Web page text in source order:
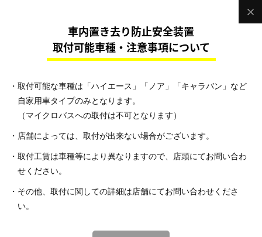
車内置き去り防止安全装置
取付可能車種・注意事項について
取付可能な車種は「ハイエース」「ノア」「キャラバン」など
自家用車タイプのみとなります。
（マイクロバスへの取付は不可となります）
店舗によっては、取付が出来ない場合がございます。
取付工賃は車種等により異なりますので、店頭にてお問い合わ
せください。
その他、取付に関しての詳細は店舗にてお問い合わせくださ
い。